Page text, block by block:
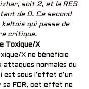
soit 2, et la RES
de 0. Ce second
qui passe de
critique.
Toxique/X
X ne bénéficie
attaques normales du
est sous l’effet d’un
sa FOR, cet effet ne